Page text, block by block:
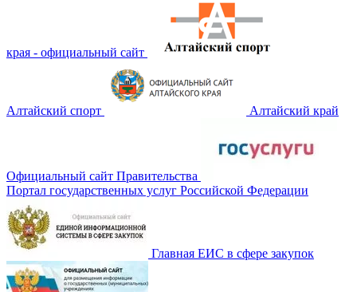
края - официальный сайт
Алтайский спорт Алтайский край
Официальный сайт Правительства
Портал государственных услуг Российской Федерации
Главная ЕИС в сфере закупок